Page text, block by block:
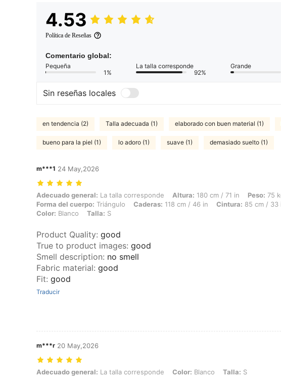
4.53
Política de Reseñas
Comentario global:
Pequeña
1%
La talla corresponde
92%
Grande
Sin reseñas locales
en tendencia (2) Talla adecuada (1) elaborado con buen material (1)
bueno para la piel (1) lo adoro (1) suave (1) demasiado suelto (1)
m***1 24 May,2026
Adecuado general: La talla corresponde, Altura: 180 cm / 71 in, Peso: 75 kg / 165 lbs,
Adecuado general: La talla corresponde Altura: 180 cm / 71 in Peso: 75
Forma del cuerpo: Triángulo Caderas: 118 cm / 46 in Cintura: 85 cm / 33
Color: Blanco Talla: S
Product Quality: good
True to product images: good
Smell description: no smell
Fabric material: good
Fit: good
Traducir
m***r 20 May,2026
Adecuado general: La talla corresponde, Color: Blanco, Talla: S
Adecuado general: La talla corresponde Color: Blanco Talla: S